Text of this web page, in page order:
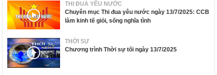
THI ĐUA YÊU NƯỚC
Chuyên mục Thi đua yêu nước ngày 13/7/2025: CCB
làm kinh tế giỏi, sống nghĩa tình
THỜI SỰ
Chương trình Thời sự tối ngày 13/7/2025